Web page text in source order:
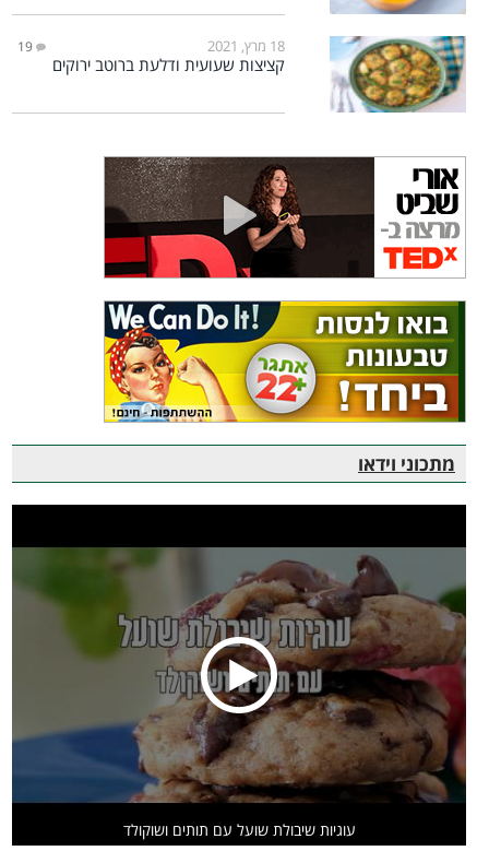
18 מרץ, 2021 19
קציצות שעועית ודלעת ברוטב ירוקים
מתכוני וידאו
עוגיות שיבולת שועל עם תותים ושוקולד